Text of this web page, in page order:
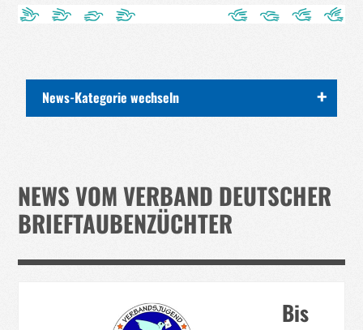
News-Kategorie wechseln
Events
Taubenklinik
Kohaus Förderv.
NEWS VOM VERBAND DEUTSCHER
BRIEFTAUBENZÜCHTER
Bis